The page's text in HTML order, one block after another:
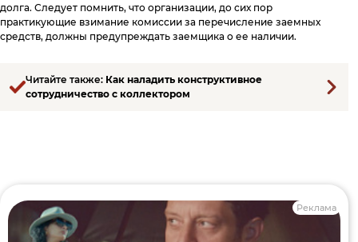
долга. Следует помнить, что организации, до сих пор
практикующие взимание комиссии за перечисление заемных
средств, должны предупреждать заемщика о ее наличии.
Читайте также: Как наладить конструктивное
сотрудничество с коллектором
Реклама